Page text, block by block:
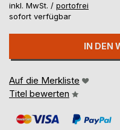
inkl. MwSt. / portofrei
sofort verfügbar
IN DEN
Auf die Merkliste
Titel bewerten